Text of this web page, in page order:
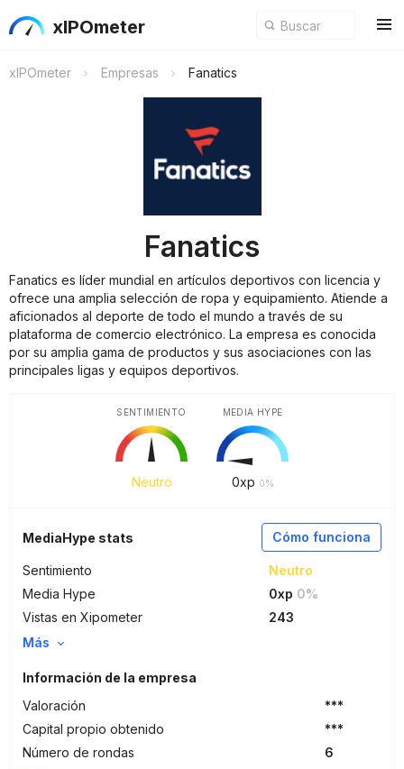
xIPOmeter
xIPOmeter Empresas Fanatics
Fanatics
Fanatics es líder mundial en artículos deportivos con licencia y
ofrece una amplia selección de ropa y equipamiento. Atiende a
aficionados al deporte de todo el mundo a través de su
plataforma de comercio electrónico. La empresa es conocida
por su amplia gama de productos y sus asociaciones con las
principales ligas y equipos deportivos.
Neutro
SENTIMIENTO
0xp 0%
MEDIA HYPE
Cómo funciona
MediaHype stats
Sentimiento
Neutro
Media Hype
0xp 0%
Vistas en Xipometer
243
Más
Información de la empresa
Valoración
***
Capital propio obtenido
***
Número de rondas
6